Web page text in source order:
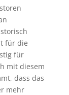
für die
für
mit diesem
dass das
mehr